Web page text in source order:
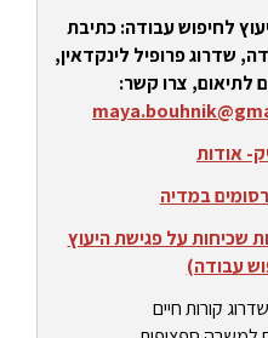
לחיפוש עבודה: כתיבת
שדרוג פרופיל לינקדאין,
לתיאום, צרו קשר:
אודות
במדיה
שכיחות על פגישת היעוץ
עבודה)
קורות חיים